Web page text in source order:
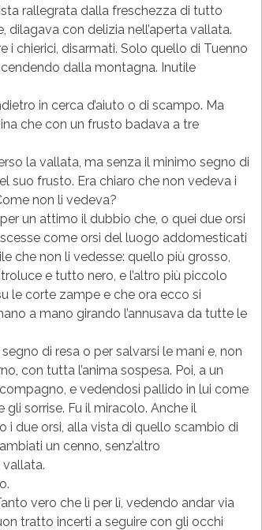
rallegrata dalla freschezza di tutto
con delizia nell’aperta vallata.
i chierici, disarmati. Solo quello di Tuenno
dalla montagna. Inutile
in cerca d’aiuto o di scampo. Ma
che con un frusto badava a tre
la vallata, ma senza il minimo segno di
suo frusto. Era chiaro che non vedeva i
non li vedeva?
un attimo il dubbio che, o quei due orsi
come orsi del luogo addomesticati
che non li vedesse: quello più grosso,
e tutto nero, e l’altro più piccolo
le corte zampe e che ora ecco si
a mano girando l’annusava da tutte le
di resa o per salvarsi le mani e, non
con tutta l’anima sospesa. Poi, a un
e vedendosi pallido in lui come
sorrise. Fu il miracolo. Anche il
i due orsi, alla vista di quello scambio di
un cenno, senz’altro
vallata.
vero che lì per lì, vedendo andar via
tratto incerti a seguire con gli occhi